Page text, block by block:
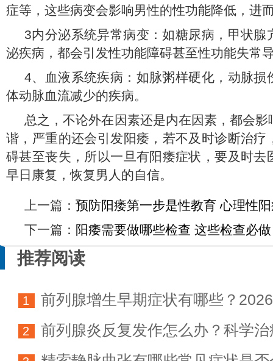
症等，这些病变会影响男性的性功能降低，进
3内分泌系统异常病变：如糖尿病，甲状腺
泌疾病，都会引发性功能障碍甚至性功能失常
4、血液系统疾病：如脉粥样硬化，动脉损
体动脉血流减少的疾病。
总之，不论外在因素还是内在因素，都会
谐，严重的还会引发阳痿，若不及时诊断治疗
碍甚至丧失，所以一旦有阳痿症状，要及时去
早日康复，恢复男人的自信。
上一篇： 预防阳痿第一步是性教育 心理性
下一篇： 阳痿需要做哪些检查 这些检查必做
推荐阅读
1
前列腺增生早期症状有哪些？
科学防治指南
2
前列腺炎反复发作怎么办？科学